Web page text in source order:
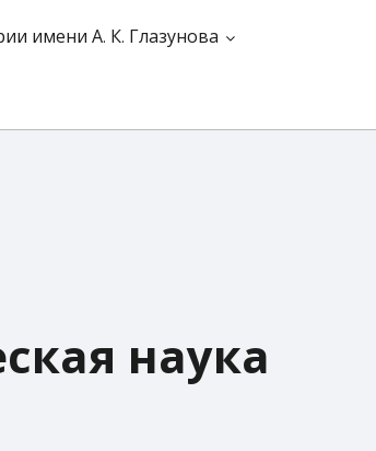
имени А. К. Глазунова
наука